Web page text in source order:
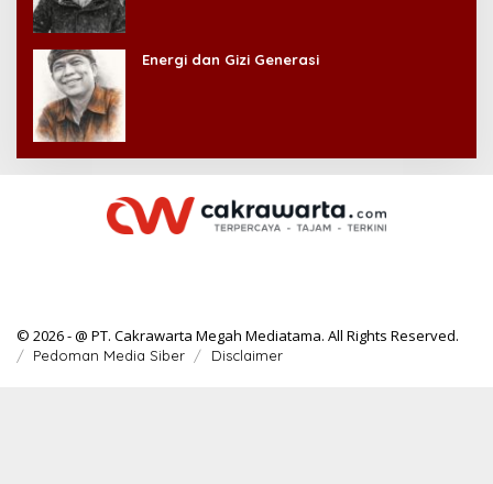
Energi dan Gizi Generasi
© 2026 - @ PT. Cakrawarta Megah Mediatama. All Rights Reserved.
Pedoman Media Siber Disclaimer